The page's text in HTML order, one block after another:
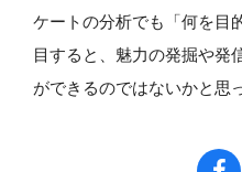
ケートの分析でも「何を目
目すると、魅力の発掘や発
ができるのではないかと思